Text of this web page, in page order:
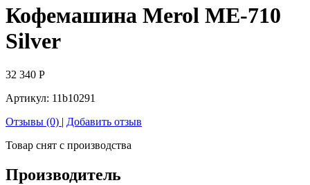
Кофемашина Merol ME-710
Silver
32 340 Р
Артикул: 11b10291
Отзывы (0) | Добавить отзыв
Товар снят с производства
Производитель